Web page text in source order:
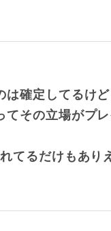
確定してるけ
その立場がプ
てるだけもあり